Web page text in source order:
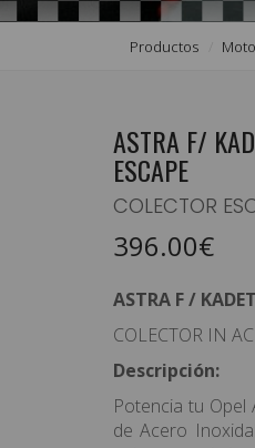
Productos
ASTRA F/
ESCAPE
COLECTOR
396.00€
ASTRA F /
COLECTOR IN
Descripción:
Potencia tu
de Acero
HABITÁCULO/ELECTRICIDAD
SUSPENSION/RUEDAS/FRENOS
MOTOR / TRANSMISIÓN
ASISTENCIAS/CARPAS